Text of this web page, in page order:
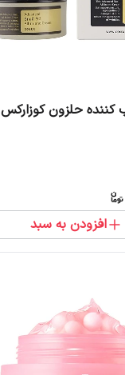
کننده حلزون کوزارکس
افزودن به سبد